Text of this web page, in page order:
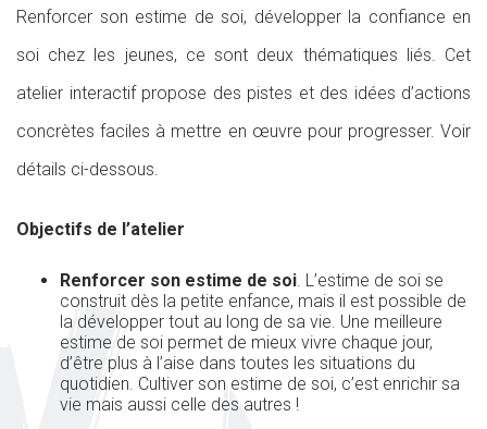
Renforcer son estime de soi, développer la confiance en
soi chez les jeunes, ce sont deux thématiques liés. Cet
atelier interactif propose des pistes et des idées d’actions
concrètes faciles à mettre en œuvre pour progresser. Voir
détails ci-dessous.
Objectifs de l’atelier
Renforcer son estime de soi . L’estime de soi se
construit dès la petite enfance, mais il est possible de
la développer tout au long de sa vie. Une meilleure
estime de soi permet de mieux vivre chaque jour,
d’être plus à l’aise dans toutes les situations du
quotidien. Cultiver son estime de soi, c’est enrichir sa
vie mais aussi celle des autres !